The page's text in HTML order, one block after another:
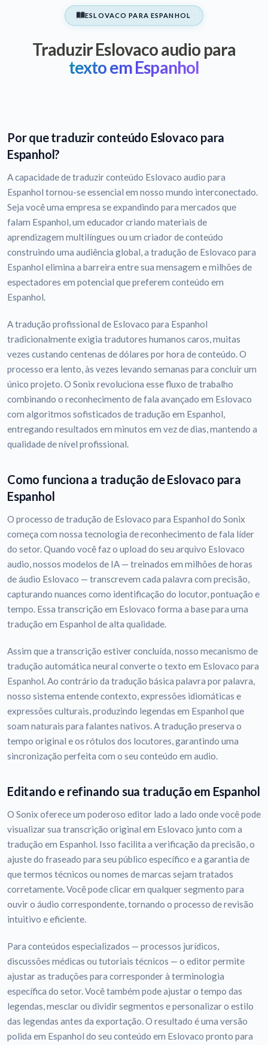
ESLOVACO PARA ESPANHOL
Traduzir Eslovaco audio para
texto em Espanhol
Por que traduzir conteúdo Eslovaco para
Espanhol?
A capacidade de traduzir conteúdo Eslovaco audio para
Espanhol tornou-se essencial em nosso mundo interconectado.
Seja você uma empresa se expandindo para mercados que
falam Espanhol, um educador criando materiais de
aprendizagem multilíngues ou um criador de conteúdo
construindo uma audiência global, a tradução de Eslovaco para
Espanhol elimina a barreira entre sua mensagem e milhões de
espectadores em potencial que preferem conteúdo em
Espanhol.
A tradução profissional de Eslovaco para Espanhol
tradicionalmente exigia tradutores humanos caros, muitas
vezes custando centenas de dólares por hora de conteúdo. O
processo era lento, às vezes levando semanas para concluir um
único projeto. O Sonix revoluciona esse fluxo de trabalho
combinando o reconhecimento de fala avançado em Eslovaco
com algoritmos sofisticados de tradução em Espanhol,
entregando resultados em minutos em vez de dias, mantendo a
qualidade de nível profissional.
Como funciona a tradução de Eslovaco para
Espanhol
O processo de tradução de Eslovaco para Espanhol do Sonix
começa com nossa tecnologia de reconhecimento de fala líder
do setor. Quando você faz o upload do seu arquivo Eslovaco
audio, nossos modelos de IA — treinados em milhões de horas
de áudio Eslovaco — transcrevem cada palavra com precisão,
capturando nuances como identificação do locutor, pontuação e
tempo. Essa transcrição em Eslovaco forma a base para uma
tradução em Espanhol de alta qualidade.
Assim que a transcrição estiver concluída, nosso mecanismo de
tradução automática neural converte o texto em Eslovaco para
Espanhol. Ao contrário da tradução básica palavra por palavra,
nosso sistema entende contexto, expressões idiomáticas e
expressões culturais, produzindo legendas em Espanhol que
soam naturais para falantes nativos. A tradução preserva o
tempo original e os rótulos dos locutores, garantindo uma
sincronização perfeita com o seu conteúdo em audio.
Editando e refinando sua tradução em Espanhol
O Sonix oferece um poderoso editor lado a lado onde você pode
visualizar sua transcrição original em Eslovaco junto com a
tradução em Espanhol. Isso facilita a verificação da precisão, o
ajuste do fraseado para seu público específico e a garantia de
que termos técnicos ou nomes de marcas sejam tratados
corretamente. Você pode clicar em qualquer segmento para
ouvir o áudio correspondente, tornando o processo de revisão
intuitivo e eficiente.
Para conteúdos especializados — processos jurídicos,
discussões médicas ou tutoriais técnicos — o editor permite
ajustar as traduções para corresponder à terminologia
específica do setor. Você também pode ajustar o tempo das
legendas, mesclar ou dividir segmentos e personalizar o estilo
das legendas antes da exportação. O resultado é uma versão
polida em Espanhol do seu conteúdo em Eslovaco pronto para